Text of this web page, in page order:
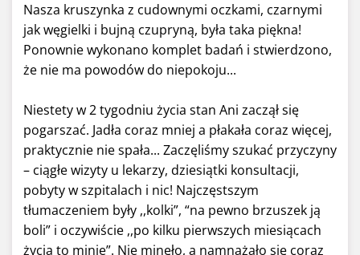
Nasza kruszynka z cudownymi oczkami, czarnymi
jak węgielki i bujną czupryną, była taka piękna!
Ponownie wykonano komplet badań i stwierdzono,
że nie ma powodów do niepokoju...
Niestety w 2 tygodniu życia stan Ani zaczął się
pogarszać. Jadła coraz mniej a płakała coraz więcej,
praktycznie nie spała... Zaczęliśmy szukać przyczyny
– ciągłe wizyty u lekarzy, dziesiątki konsultacji,
pobyty w szpitalach i nic! Najczęstszym
tłumaczeniem były ,,kolki”, “na pewno brzuszek ją
boli” i oczywiście ,,po kilku pierwszych miesiącach
życia to minie”. Nie minęło, a namnażało się coraz